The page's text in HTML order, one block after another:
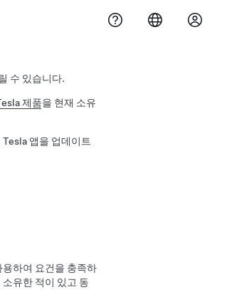
수 있습니다.
제품을 현재 소유
앱을 업데이트
하여 요건을 충족하
유한 적이 있고 동